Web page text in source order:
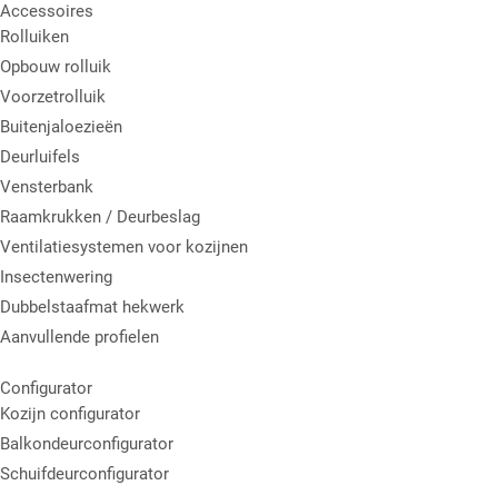
Accessoires
Rolluiken
Opbouw rolluik
Voorzetrolluik
Buitenjaloezieën
Deurluifels
Vensterbank
Raamkrukken / Deurbeslag
Ventilatiesystemen voor kozijnen
Insectenwering
Dubbelstaafmat hekwerk
Aanvullende profielen
Configurator
Kozijn configurator
Balkondeurconfigurator
Schuifdeurconfigurator